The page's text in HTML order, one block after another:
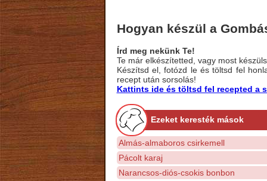
Hogyan készül a
Írd meg nekünk Te!
Te már elkészítetted, vagy most
Készítsd el, fotózd le és töltsd fel
recept után sorsolás!
Kattints ide és töltsd fel recepted a
Ezeket keresték mások
Almás-almaboros csirkemell
Pácolt karaj
Narancsos-diós-csokis bonbon